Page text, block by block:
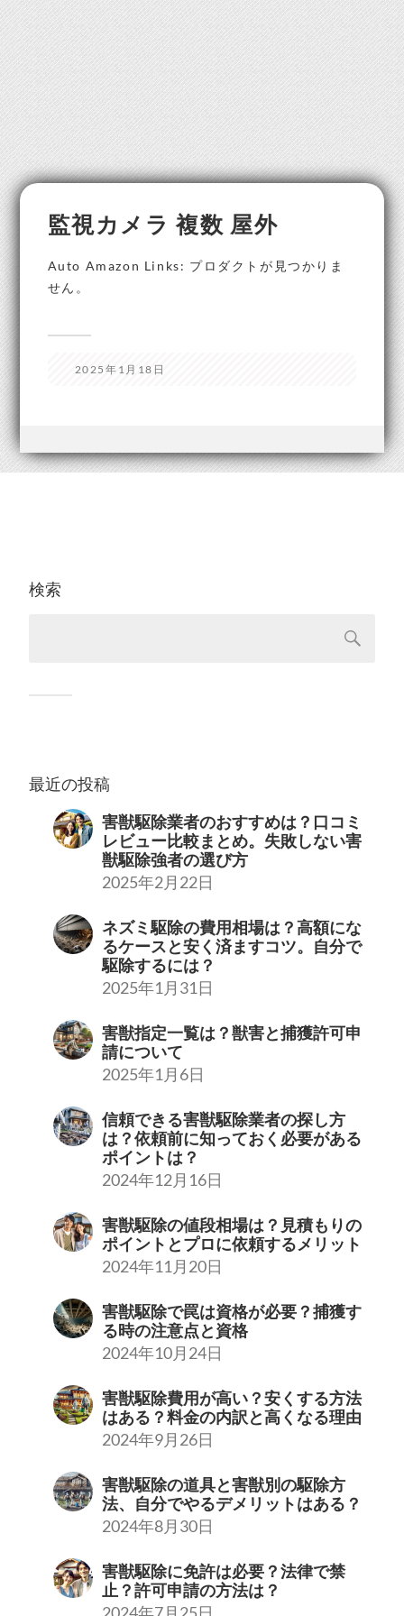
監視カメラ 複数 屋外
Auto Amazon Links: プロダクトが見つかりま
せん。
2025年1月18日
検索
最近の投稿
害獣駆除業者のおすすめは？口コミ
レビュー比較まとめ。失敗しない害
獣駆除強者の選び方
2025年2月22日
ネズミ駆除の費用相場は？高額にな
るケースと安く済ますコツ。自分で
駆除するには？
2025年1月31日
害獣指定一覧は？獣害と捕獲許可申
請について
2025年1月6日
信頼できる害獣駆除業者の探し方
は？依頼前に知っておく必要がある
ポイントは？
2024年12月16日
害獣駆除の値段相場は？見積もりの
ポイントとプロに依頼するメリット
2024年11月20日
害獣駆除で罠は資格が必要？捕獲す
る時の注意点と資格
2024年10月24日
害獣駆除費用が高い？安くする方法
はある？料金の内訳と高くなる理由
2024年9月26日
害獣駆除の道具と害獣別の駆除方
法、自分でやるデメリットはある？
2024年8月30日
害獣駆除に免許は必要？法律で禁
止？許可申請の方法は？